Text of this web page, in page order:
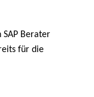
Berater
für die